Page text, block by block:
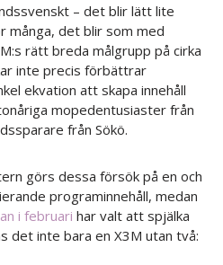
– det blir lätt lite
många, det blir som med
rätt breda målgrupp på cirka
inte precis förbättrar
ekvation att skapa innehåll
mopedentusiaster från
från Sökö.
görs dessa försök på en och
programinnehåll, medan
i februari har valt att spjälka
det inte bara en X3M utan två: